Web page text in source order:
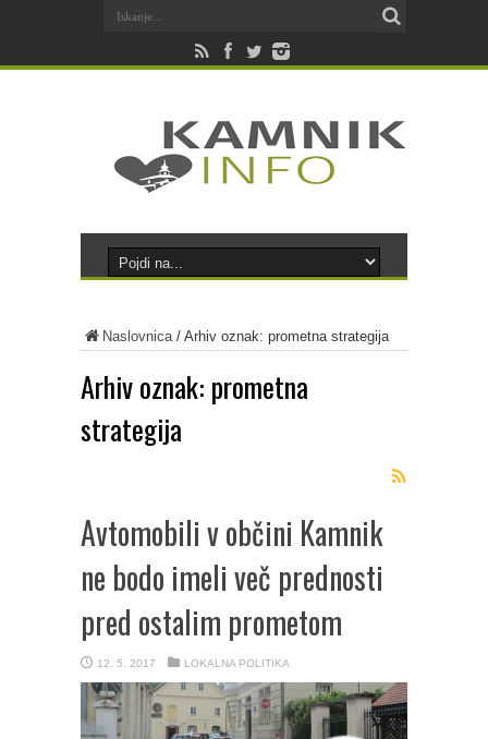
Naslovnica/ Arhiv oznak: prometna strategija
Arhiv oznak: prometna
strategija
Avtomobili v občini Kamnik
ne bodo imeli več prednosti
pred ostalim prometom
12. 5. 2017 LOKALNA POLITIKA